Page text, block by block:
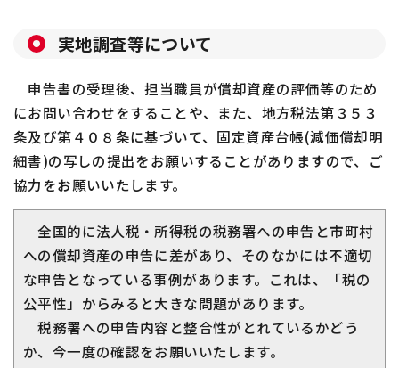
実地調査等について
申告書の受理後、担当職員が償却資産の評価等のため
にお問い合わせをすることや、また、地方税法第３５３
条及び第４０８条に基づいて、固定資産台帳(減価償却明
細書)の写しの提出をお願いすることがありますので、ご
協力をお願いいたします。
全国的に法人税・所得税の税務署への申告と市町村
への償却資産の申告に差があり、そのなかには不適切
な申告となっている事例があります。これは、「税の
公平性」からみると大きな問題があります。
税務署への申告内容と整合性がとれているかどう
か、今一度の確認をお願いいたします。